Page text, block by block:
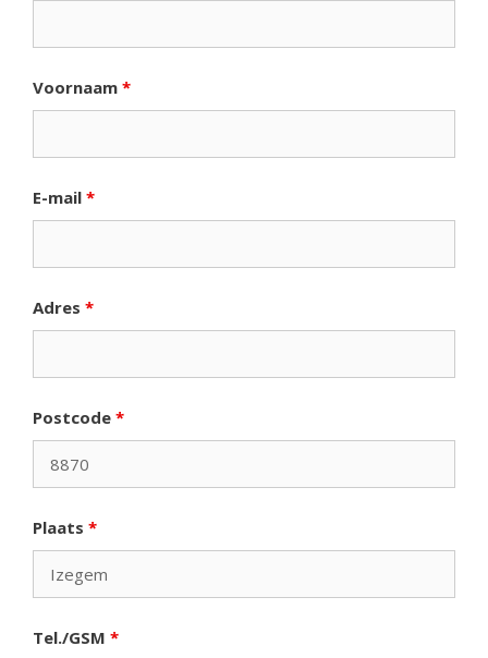
Voornaam *
E-mail *
Adres *
Postcode *
Plaats *
Tel./GSM *